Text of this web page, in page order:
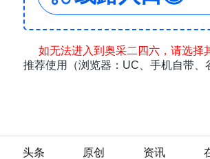
头条 原创 资讯